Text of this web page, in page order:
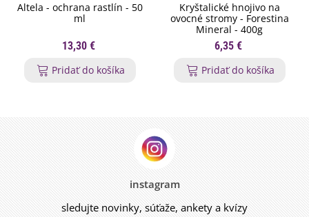
Altela - ochrana rastlín - 50
ml
13,30 €
Pridať do košíka
Kryštalické hnojivo na
ovocné stromy - Forestina
Mineral - 400g
6,35 €
Pridať do košíka
instagram
sledujte novinky, súťaže, ankety a kvízy